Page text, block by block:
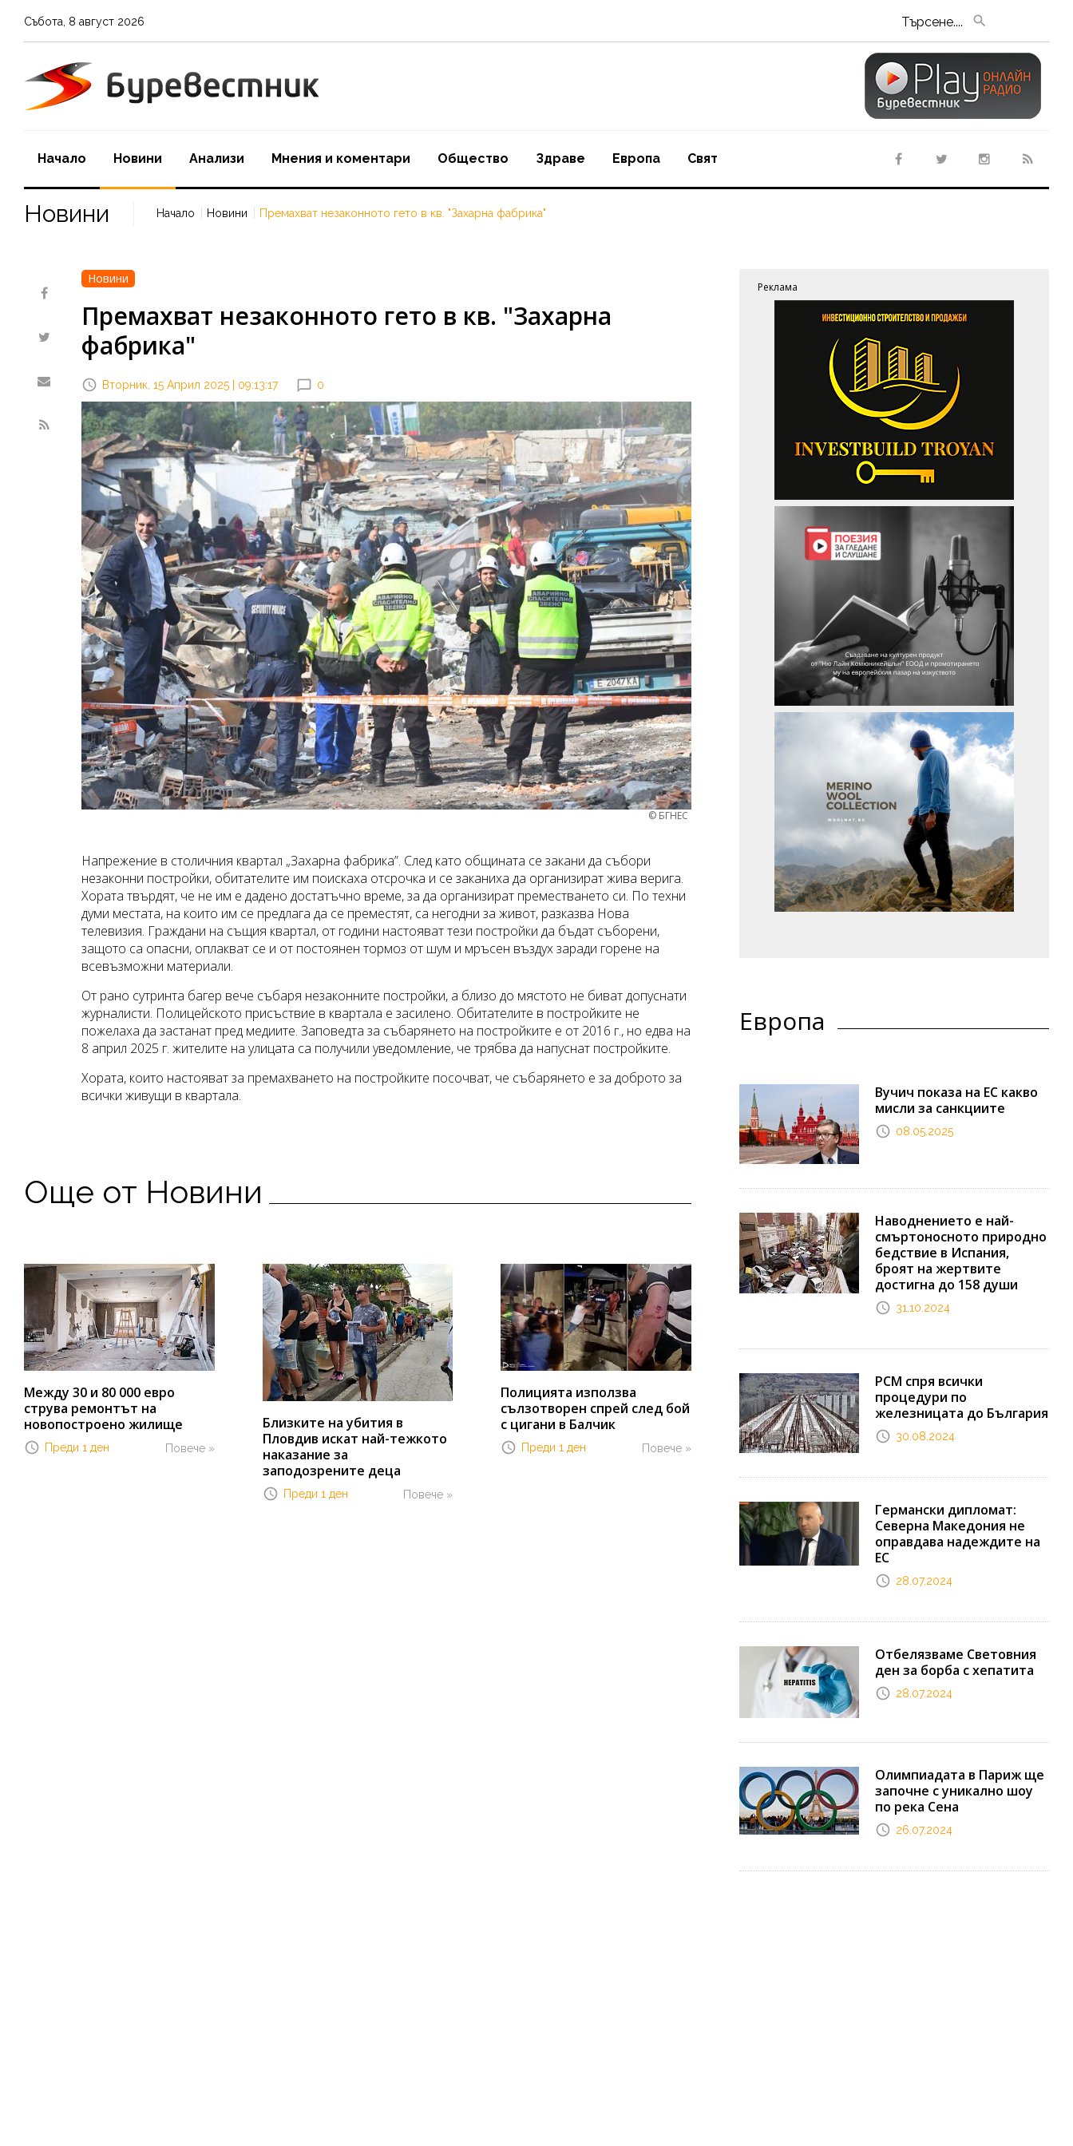
Събота 8 август 2026 Търсене....
Начало Новини Aнализи Мнения и коментари Oбщество Здраве Европа Свят
Новини Начало Новини Премахват незаконното гето в кв. "Захарна фабрика"
Новини
Премахват незаконното гето в кв. "Захарна
фабрика"
Вторник, 15 Април 2025 | 09:13:17 0
© БГНЕС
Напрежение в столичния квартал „Захарна фабрика”. След като общината се закани да събори
незаконни постройки, обитателите им поискаха отсрочка и се заканиха да организират жива верига.
Хората твърдят, че не им е дадено достатъчно време, за да организират преместването си. По техни
думи местата, на които им се предлага да се преместят, са негодни за живот, разказва Нова
телевизия. Граждани на същия квартал, от години настояват тези постройки да бъдат съборени,
защото са опасни, оплакват се и от постоянен тормоз от шум и мръсен въздух заради горене на
всевъзможни материали.
От рано сутринта багер вече събаря незаконните постройки, а близо до мястото не биват допуснати
журналисти. Полицейското присъствие в квартала е засилено. Обитателите в постройките не
пожелаха да застанат пред медиите. Заповедта за събарянето на постройките е от 2016 г., но едва на
8 април 2025 г. жителите на улицата са получили уведомление, че трябва да напуснат постройките.
Хората, които настояват за премахването на постройките посочват, че събарянето е за доброто за
всички живущи в квартала.
Още от Новини
Между 30 и 80 000 евро
струва ремонтът на
новопостроено жилище
Повече »
Преди 1 ден
Близките на убития в
Пловдив искат най-тежкото
наказание за
заподозрените деца
Повече »
Преди 1 ден
Полицията използва
сълзотворен спрей след бой
с цигани в Балчик
Повече »
Преди 1 ден
Реклама
Европа
Вучич показа на ЕС какво
мисли за санкциите
08.05.2025
Наводнението е най-
смъртоносното природно
бедствие в Испания,
броят на жертвите
достигна до 158 души
31.10.2024
РСМ спря всички
процедури по
железницата до България
30.08.2024
Германски дипломат:
Северна Македония не
оправдава надеждите на
ЕС
28.07.2024
Отбелязваме Световния
ден за борба с хепатита
28.07.2024
Олимпиадата в Париж ще
започне с уникално шоу
по река Сена
26.07.2024